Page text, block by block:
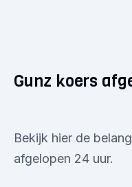
Gunz koers
Bekijk hier de
afgelopen 24 uur.